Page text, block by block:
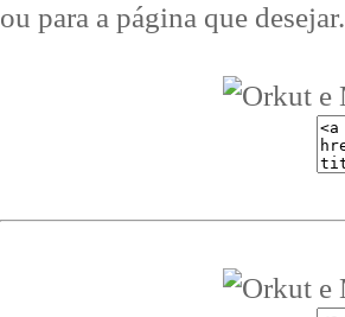
ou para a página que desejar.